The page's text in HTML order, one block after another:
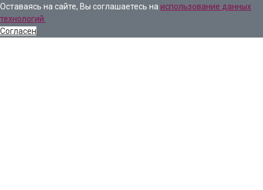
Оставаясь на сайте, Вы соглашаетесь на использование данных
технологий.
Согласен